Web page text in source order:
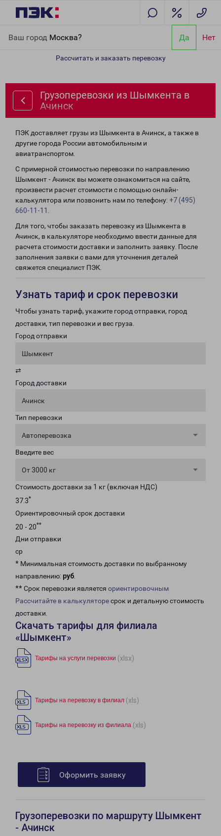
Ваш город Москва? Да Нет
Рассчитать и заказать перевозку
Грузоперевозки из Шымкента в
Ачинск
ПЭК доставляет грузы из Шымкента в Ачинск, а также в
другие города России автомобильным и
авиатранспортом.
С примерной стоимостью перевозки по направлению
Шымкент - Ачинск вы можете ознакомиться на сайте,
произвести расчет стоимости с помощью онлайн-
калькулятора или позвонить нам по телефону: +7 (495)
660-11-11
Для того, чтобы заказать перевозку из Шымкента в
Ачинск, в калькуляторе необходимо ввести данные для
расчета стоимости доставки и заполнить заявку. После
заполнения заявки с вами для уточнения деталей
свяжется специалист ПЭК.
Узнать тариф и срок перевозки
Чтобы узнать тариф, укажите город отправки, город
доставки, тип перевозки и вес груза.
Город отправки
Шымкент
⇄
Город доставки
Ачинск
Тип перевозки
Автоперевозка
Введите вес
От 3000 кг
Стоимость доставки за 1 кг (включая НДС)
37.3*
Ориентировочный срок доставки
20 - 20**
Дни отправки
ср
* Минимальная стоимость доставки по выбранному
направлению: руб.
** Срок перевозки является ориентировочным
Рассчитайте в калькуляторесрок и детальную стоимость
доставки.
Скачать тарифы для филиала
«Шымкент»
Тарифы на услуги перевозки (xlsx)
Тарифы на перевозку в филиал (xls)
Тарифы на перевозку из филиала (xls)
Оформить заявку
Грузоперевозки по маршруту Шымкент
- Ачинск